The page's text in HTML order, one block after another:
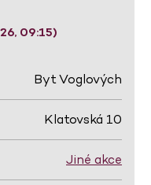
09:15)
Byt Voglových
Klatovská 10
Jiné akce